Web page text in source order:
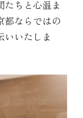
ちと心温ま
都ならではの
いたしま